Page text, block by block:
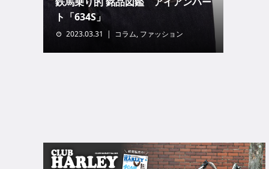
ト「634S」
2023.03.31 コラム, ファッション